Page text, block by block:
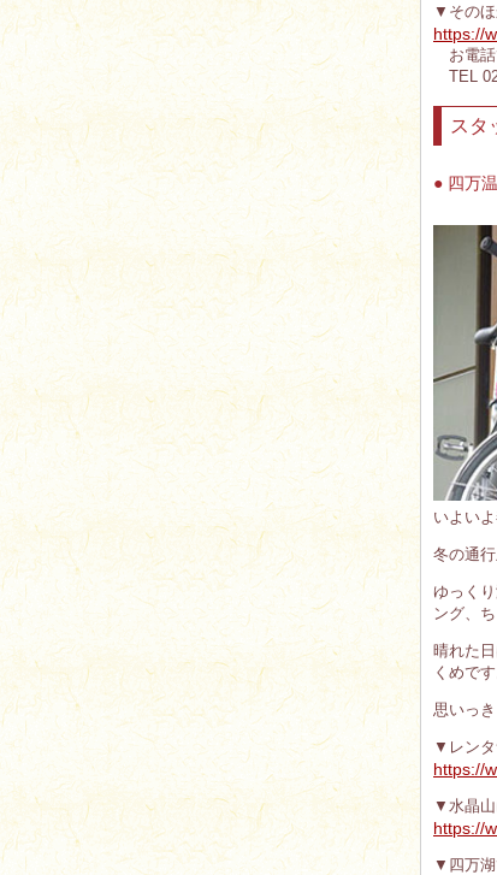
▼そのほ
https://
お電話
TEL
スタ
● 四万
いよい
冬の通
ゆっく
ング、
晴れた
くめです
思いっ
▼レン
https://
▼水晶
https://
▼四万